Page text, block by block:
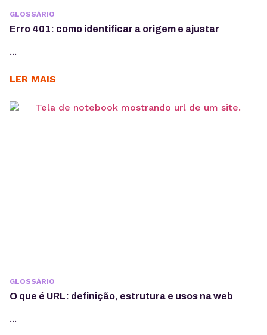
GLOSSÁRIO
Erro 401: como identificar a origem e ajustar
...
LER MAIS
GLOSSÁRIO
O que é URL: definição, estrutura e usos na web
...